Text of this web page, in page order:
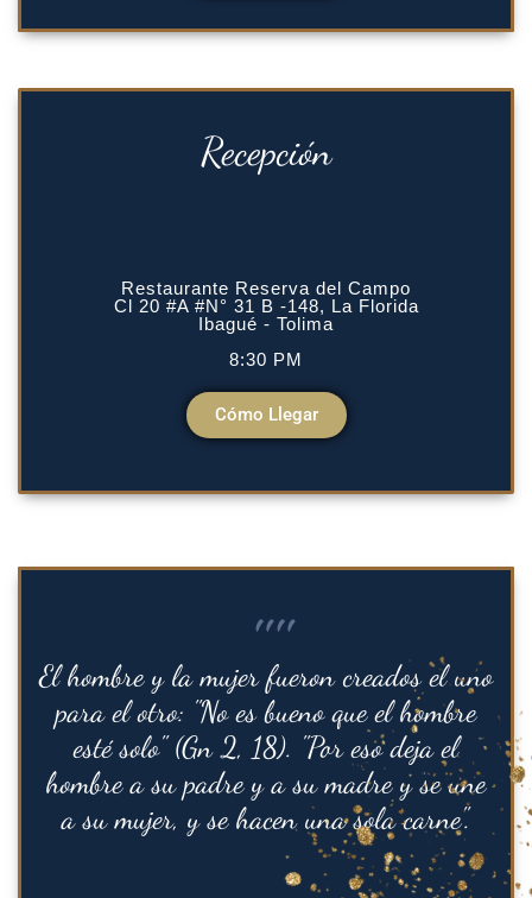
Recepción
Restaurante Reserva del Campo
Cl 20 #A #N° 31 B -148, La Florida
Ibagué - Tolima
8:30 PM
Cómo Llegar
""
El hombre y la mujer fueron creados el uno
para el otro: "No es bueno que el hombre
esté solo" (Gn 2, 18). "Por eso deja el
hombre a su padre y a su madre y se une
a su mujer, y se hacen una sola carne".